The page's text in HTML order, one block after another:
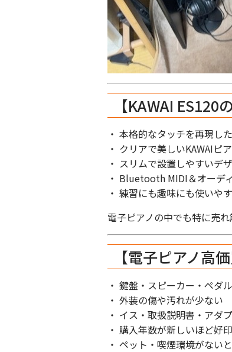
【KAWAI ES120
・ 本格的なタッチを再現し
・ クリアで美しいKAWAIピ
・ スリムで設置しやすいデ
・ Bluetooth MIDI＆オーデ
・ 練習にも趣味にも使いや
電子ピアノの中でも特に売
【電子ピアノ高
・ 鍵盤・スピーカー・ペダ
・ 外装の傷や汚れが少ない
・ イス・取扱説明書・アダ
・ 購入年数が新しいほど好
・ ペット・喫煙環境がない